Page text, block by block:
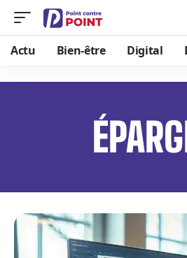
Actu Bien-être Digital